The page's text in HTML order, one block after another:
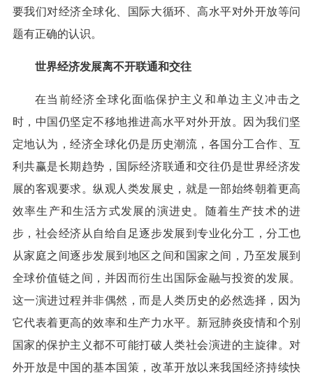
要我们对经济全球化、国际大循环、高水平对外开放等问
题有正确的认识。
世界经济发展离不开联通和交往
在当前经济全球化面临保护主义和单边主义冲击之
时，中国仍坚定不移地推进高水平对外开放。因为我们坚
定地认为，经济全球化仍是历史潮流，各国分工合作、互
利共赢是长期趋势，国际经济联通和交往仍是世界经济发
展的客观要求。纵观人类发展史，就是一部始终朝着更高
效率生产和生活方式发展的演进史。随着生产技术的进
步，社会经济从自给自足逐步发展到专业化分工，分工也
从家庭之间逐步发展到地区之间和国家之间，乃至发展到
全球价值链之间，并因而衍生出国际金融与投资的发展。
这一演进过程并非偶然，而是人类历史的必然选择，因为
它代表着更高的效率和生产力水平。新冠肺炎疫情和个别
国家的保护主义都不可能打破人类社会演进的主旋律。对
外开放是中国的基本国策，改革开放以来我国经济持续快